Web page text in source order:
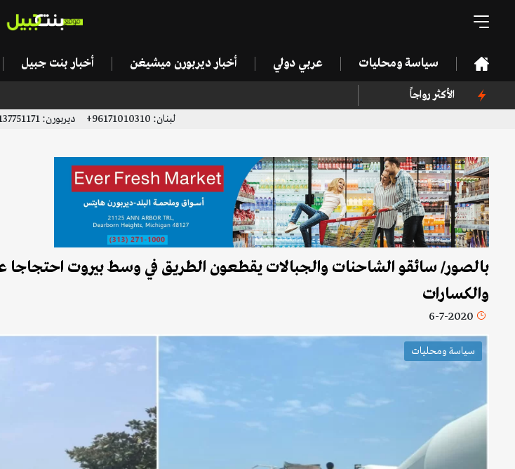
سياسة ومحليات عربي دولي أخبار ديربورن ميشيغن أخبار بنت جبيل
الأكثر رواجاً
لبنان: 96171010310+ ديربورن: 13137751171+ | 13136996923+
بالصور/ سائقو الشاحنات والجبالات يقطعون الطريق في وسط بيروت احتجاجا
والكسارات
6-7-2020
سياسة ومحليات